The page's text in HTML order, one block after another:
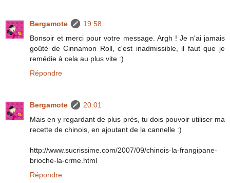
Bergamote
19:58
Bonsoir et merci pour votre message. Argh ! Je n'ai jamais
goûté de Cinnamon Roll, c'est inadmissible, il faut que je
remédie à cela au plus vite :)
Répondre
Bergamote
20:01
Mais en y regardant de plus près, tu dois pouvoir utiliser ma
recette de chinois, en ajoutant de la cannelle :)
http://www.sucrissime.com/2007/09/chinois-la-frangipane-
brioche-la-crme.html
Répondre